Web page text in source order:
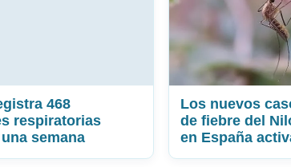
468
respiratorias
semana
Los nuevos
de fiebre del
en España